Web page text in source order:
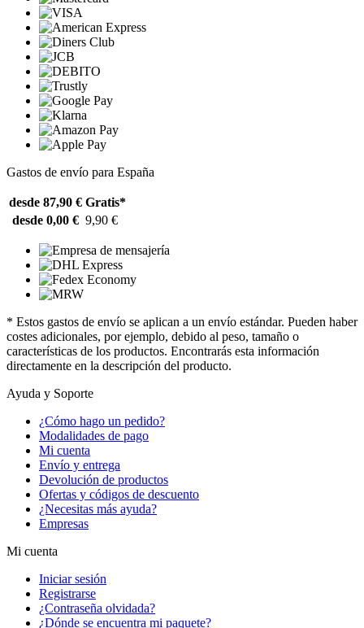
Gastos de envío para España
desde 87,90 € Gratis*
desde 0,00 € 9,90 €
* Estos gastos de envío se aplican a un envío estándar. Pueden haber
costes adicionales, por ejemplo, debido al peso, tamaño o
características de los productos. Encontrarás esta información
directamente en la descripción del producto.
Ayuda y Soporte
¿Cómo hago un pedido?
Modalidades de pago
Mi cuenta
Envío y entrega
Devolución de productos
Ofertas y códigos de descuento
¿Necesitas más ayuda?
Empresas
Mi cuenta
Iniciar sesión
Registrarse
¿Contraseña olvidada?
¿Dónde se encuentra mi paquete?